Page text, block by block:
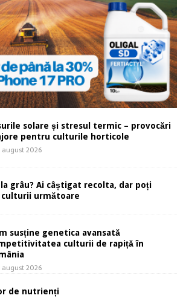
solare și stresul termic – provocări
pentru culturile horticole
august 2026
grâu? Ai câștigat recolta, dar poți
următoare
susține genetica avansată
culturii de rapiță în
august 2026
de nutrienți